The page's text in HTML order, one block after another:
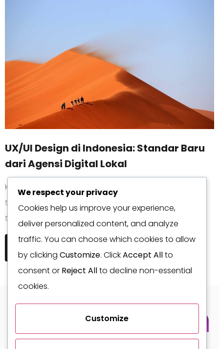
UX/UI Design di Indonesia: Standar Baru
dari Agensi Digital Lokal
Kualitas desain UX/UI dari agensi digital Indonesia
telah meningkat secara signifikan dalam beberapa
tahun terakhir. Desainer Indonesia kini…
We respect your privacy
Cookies help us improve your experience,
deliver personalized content, and analyze
traffic. You can choose which cookies to allow
by clicking Customize. ClickAccept Allto
consent or Reject Allto decline non-essential
cookies.
Customize